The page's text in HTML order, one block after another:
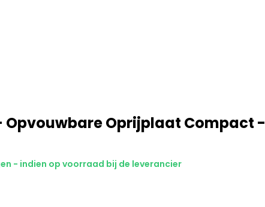
Opvouwbare Oprijplaat Compact -
- indien op voorraad bij de leverancier